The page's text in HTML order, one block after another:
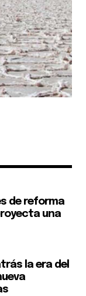
de reforma
una
la era del